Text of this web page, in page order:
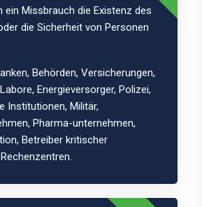
ein Missbrauch die Existenz des
die Sicherheit von Personen
Behörden, Versicherungen,
Energieversorger, Polizei,
Institutionen, Militär,
Pharma-unternehmen,
Betreiber kritischer